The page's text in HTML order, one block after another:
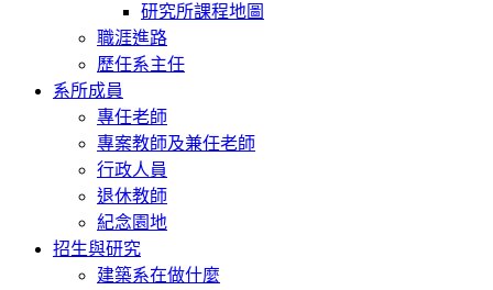
研究所課程地圖
職涯進路
歷任系主任
系所成員
專任老師
專案教師及兼任老師
行政人員
退休教師
紀念園地
招生與研究
建築系在做什麼